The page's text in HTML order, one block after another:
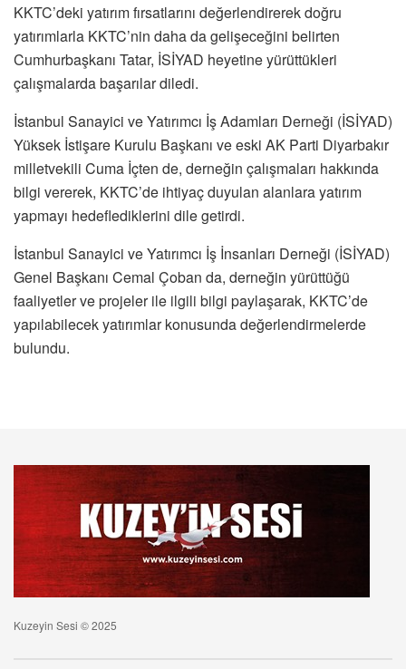
KKTC’deki yatırım fırsatlarını değerlendirerek doğru
yatırımlarla KKTC’nin daha da gelişeceğini belirten
Cumhurbaşkanı Tatar, İSİYAD heyetine yürüttükleri
çalışmalarda başarılar diledi.
İstanbul Sanayici ve Yatırımcı İş Adamları Derneği (İSİYAD)
Yüksek İstişare Kurulu Başkanı ve eski AK Parti Diyarbakır
milletvekili Cuma İçten de, derneğin çalışmaları hakkında
bilgi vererek, KKTC’de ihtiyaç duyulan alanlara yatırım
yapmayı hedeflediklerini dile getirdi.
İstanbul Sanayici ve Yatırımcı İş İnsanları Derneği (İSİYAD)
Genel Başkanı Cemal Çoban da, derneğin yürüttüğü
faaliyetler ve projeler ile ilgili bilgi paylaşarak, KKTC’de
yapılabilecek yatırımlar konusunda değerlendirmelerde
bulundu.
Kuzeyin Sesi © 2025